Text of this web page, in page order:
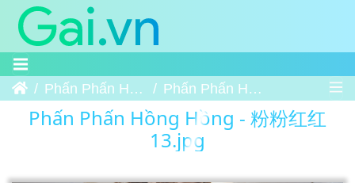
Trang chủPhấn Phấn Hồng Hồng - 粉粉红红 Phấn Phấn Hồng Hồng - 粉粉红红 13
Phấn Phấn Hồng Hồng - 粉粉红红
13.jpg